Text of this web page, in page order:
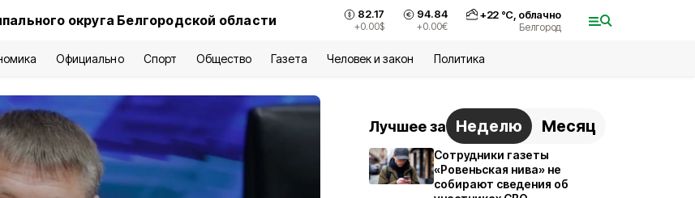
округа Белгородской области 82.17
+0.00$
94.84
+0.00€
+22°С, облачно
Белгород
Официально Спорт Общество Газета Человек и закон Политика
Лучшее за Неделю Месяц
Сотрудники газеты
«Ровеньская нива» не
собирают сведения об